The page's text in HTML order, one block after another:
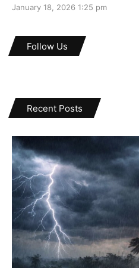
January 18, 2026 1:25 pm
Follow Us
Recent Posts